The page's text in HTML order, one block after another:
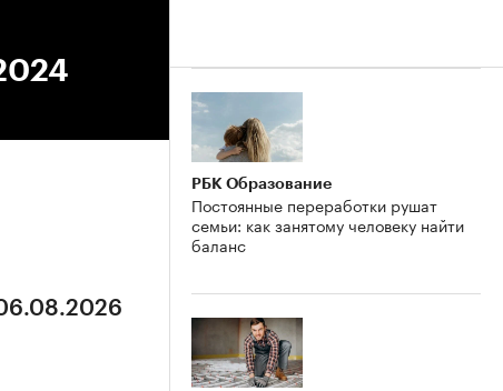
РБК Образование
Постоянные переработки рушат
семьи: как занятому человеку найти
баланс